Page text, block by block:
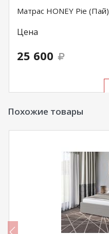
Матрас HONEY Pie (Пай)
Цена
25 600
Похожие товары